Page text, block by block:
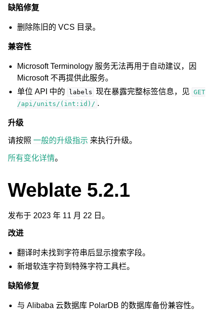
缺陷修复
删除陈旧的 VCS 目录。
兼容性
Microsoft Terminology 服务无法再用于自动建议，因
Microsoft 不再提供此服务。
单位 API 中的
labels 现在暴露完整标签信息，见 GET
/api/units/(int:id)/ .
升级
请按照 一般的升级指示 来执行升级。
所有变化详情。
Weblate 5.2.1
发布于 2023 年 11 月 22 日。
改进
翻译时未找到字符串后显示搜索字段。
新增软连字符到特殊字符工具栏。
缺陷修复
与 Alibaba 云数据库 PolarDB 的数据库备份兼容性。